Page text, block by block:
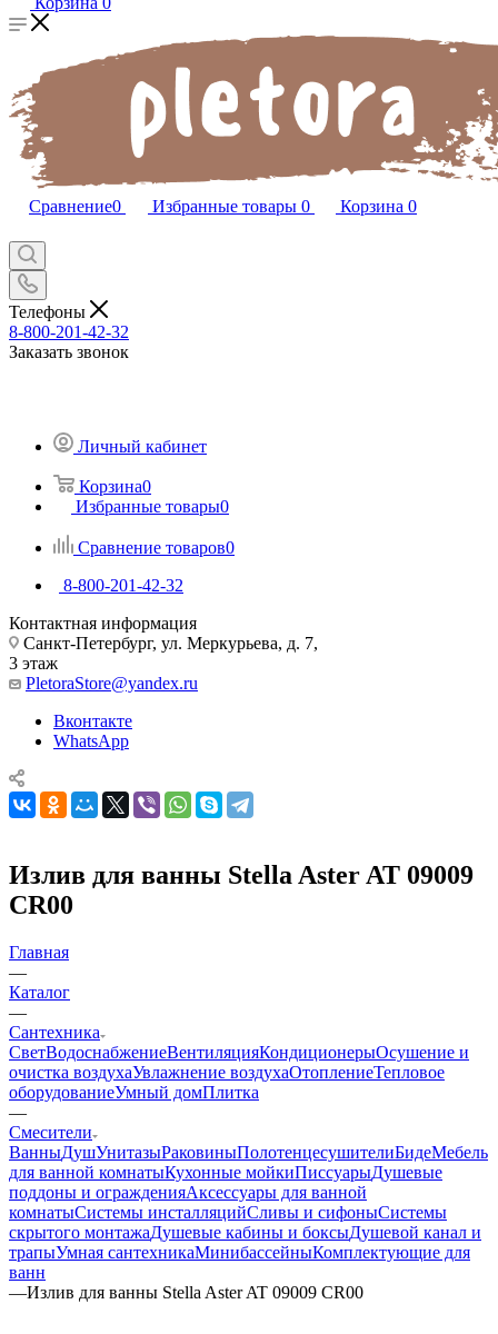
Сравнение0 Избранные товары 0 Корзина 0
Телефоны
8-800-201-42-32
Заказать звонок
Личный кабинет
Корзина0
Избранные товары0
Сравнение товаров0
8-800-201-42-32
Контактная информация
Санкт-Петербург, ул. Меркурьева, д. 7,
3 этаж
PletoraStore@yandex.ru
Вконтакте
WhatsApp
Излив для ванны Stella Aster AT 09009
CR00
Главная
—
Каталог
—
Сантехника
СветВодоснабжениеВентиляцияКондиционерыОсушение и
очистка воздухаУвлажнение воздухаОтоплениеТепловое
оборудованиеУмный домПлитка
—
Смесители
ВанныДушУнитазыРаковиныПолотенцесушителиБидеМебель
для ванной комнатыКухонные мойкиПиссуарыДушевые
поддоны и огражденияАксессуары для ванной
комнатыСистемы инсталляцийСливы и сифоныСистемы
скрытого монтажаДушевые кабины и боксыДушевой канал и
трапыУмная сантехникаМинибассейныКомплектующие для
ванн
—Излив для ванны Stella Aster AT 09009 CR00